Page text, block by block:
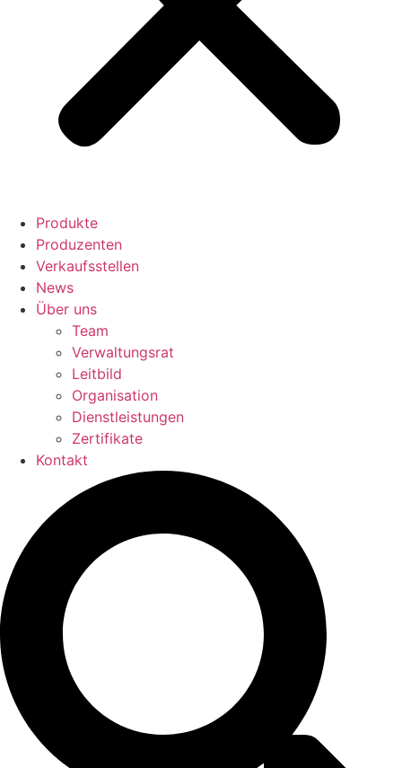
Produkte
Produzenten
Verkaufsstellen
News
Über uns
Team
Verwaltungsrat
Leitbild
Organisation
Dienstleistungen
Zertifikate
Kontakt